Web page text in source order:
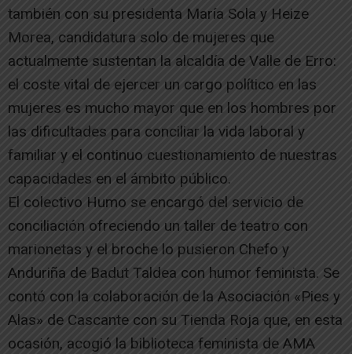
también con su presidenta María Sola y Heize
Morea, candidatura solo de mujeres que
actualmente sustentan la alcaldía de Valle de Erro:
el coste vital de ejercer un cargo político en las
mujeres es mucho mayor que en los hombres por
las dificultades para conciliar la vida laboral y
familiar y el continuo cuestionamiento de nuestras
capacidades en el ámbito público.
El colectivo Humo se encargó del servicio de
conciliación ofreciendo un taller de teatro con
marionetas y el broche lo pusieron Chefo y
Anduriña de Badut Taldea con humor feminista. Se
contó con la colaboración de la Asociación «Pies y
Alas» de Cascante con su Tienda Roja que, en esta
ocasión, acogió la biblioteca feminista de AMA